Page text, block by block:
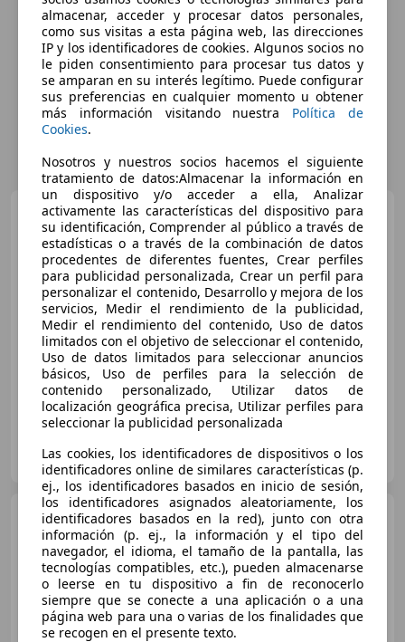
Opel Corsa1.2T XHL S/S
Edition 100
€ 14.900
Sincomparación
03/2026 10 km Gasolina 74 kW (101 CV)
ES-28400 Collado Villalba
Opel Corsa1.2T XHL S/S
Ultimate 100
€ 16.700 1
Sin comparación
almacenar, acceder y procesar datos personales,
como sus visitas a esta página web, las direcciones
IP y los identificadores de cookies. Algunos socios no
le piden consentimiento para procesar tus datos y
se amparan en su interés legítimo. Puede configurar
sus preferencias en cualquier momento u obtener
más información visitando nuestra Política de
Cookies.
Nosotros y nuestros socios hacemos el siguiente
tratamiento de datos:Almacenar la información en
un dispositivo y/o acceder a ella, Analizar
activamente las características del dispositivo para
su identificación, Comprender al público a través de
estadísticas o a través de la combinación de datos
procedentes de diferentes fuentes, Crear perfiles
para publicidad personalizada, Crear un perfil para
personalizar el contenido, Desarrollo y mejora de los
servicios, Medir el rendimiento de la publicidad,
Medir el rendimiento del contenido, Uso de datos
limitados con el objetivo de seleccionar el contenido,
Uso de datos limitados para seleccionar anuncios
básicos, Uso de perfiles para la selección de
contenido personalizado, Utilizar datos de
localización geográfica precisa, Utilizar perfiles para
seleccionar la publicidad personalizada
Las cookies, los identificadores de dispositivos o los
identificadores online de similares características (p.
ej., los identificadores basados en inicio de sesión,
los identificadores asignados aleatoriamente, los
identificadores basados en la red), junto con otra
información (p. ej., la información y el tipo del
navegador, el idioma, el tamaño de la pantalla, las
tecnologías compatibles, etc.), pueden almacenarse
o leerse en tu dispositivo a fin de reconocerlo
siempre que se conecte a una aplicación o a una
página web para una o varias de los finalidades que
se recogen en el presente texto.